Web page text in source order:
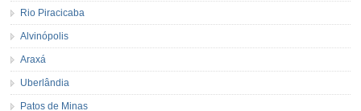
Rio Piracicaba
Alvinópolis
Araxá
Uberlândia
Patos de Minas